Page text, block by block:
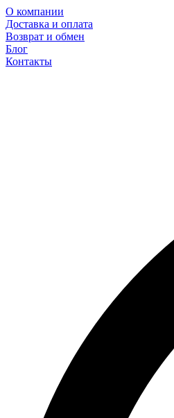
О компании
Доставка и оплата
Возврат и обмен
Блог
Контакты